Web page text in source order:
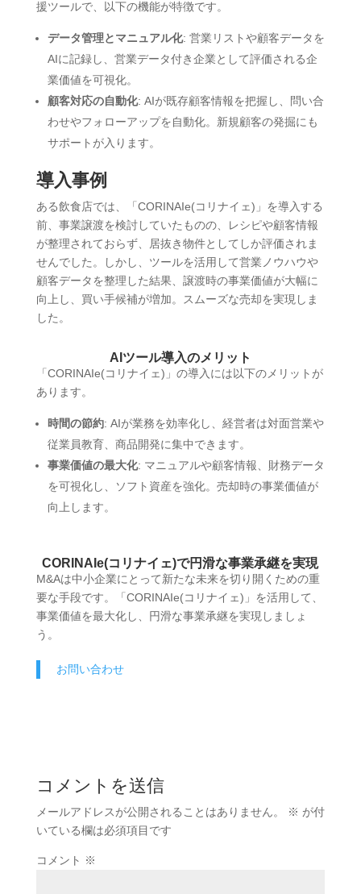
援ツールで、以下の機能が特徴です。
データ管理とマニュアル化: 営業リストや顧客データを
AIに記録し、営業データ付き企業として評価される企
業価値を可視化。
顧客対応の自動化: AIが既存顧客情報を把握し、問い合
わせやフォローアップを自動化。新規顧客の発掘にも
サポートが入ります。
導入事例
ある飲食店では、「CORINAIe(コリナイェ)」を導入する
前、事業譲渡を検討していたものの、レシピや顧客情報
が整理されておらず、居抜き物件としてしか評価されま
せんでした。しかし、ツールを活用して営業ノウハウや
顧客データを整理した結果、譲渡時の事業価値が大幅に
向上し、買い手候補が増加。スムーズな売却を実現しま
した。
AIツール導入のメリット
「CORINAIe(コリナイェ)」の導入には以下のメリットが
あります。
時間の節約: AIが業務を効率化し、経営者は対面営業や
従業員教育、商品開発に集中できます。
事業価値の最大化: マニュアルや顧客情報、財務データ
を可視化し、ソフト資産を強化。売却時の事業価値が
向上します。
CORINAIe(コリナイェ)で円滑な事業承継を実現
M&Aは中小企業にとって新たな未来を切り開くための重
要な手段です。「CORINAIe(コリナイェ)」を活用して、
事業価値を最大化し、円滑な事業承継を実現しましょ
う。
お問い合わせ
コメントを送信
メールアドレスが公開されることはありません。 ※ が付
いている欄は必須項目です
コメント ※